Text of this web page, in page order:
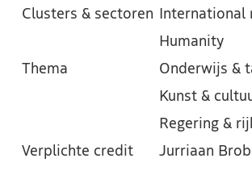
Clusters & sectoren International
Humanity
Thema
Onderwijs &
Kunst &
Regering &
Verplichte credit
Jurriaan